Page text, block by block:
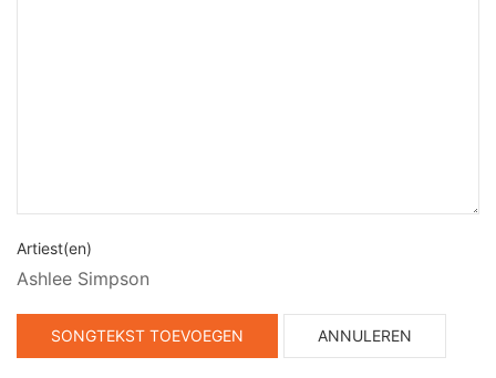
Artiest(en)
Ashlee Simpson
SONGTEKST TOEVOEGEN ANNULEREN